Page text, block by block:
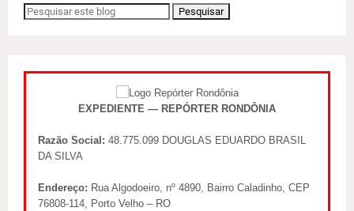
EXPEDIENTE — REPÓRTER RONDÔNIA
Razão Social: 48.775.099 DOUGLAS EDUARDO BRASIL
DA SILVA
Endereço: Rua Algodoeiro, nº 4890, Bairro Caladinho, CEP
76808-114, Porto Velho – RO